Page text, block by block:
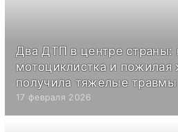
Два ДТП в центре страны:
мотоциклистка и
получила тяжелые травмы
17 февраля 2026